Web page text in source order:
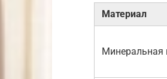
Материал
Минеральная